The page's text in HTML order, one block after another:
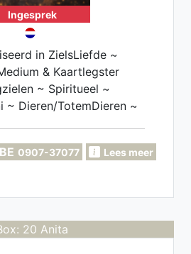
Ingesprek
in ZielsLiefde ~
& Kaartlegster
~ Spiritueel ~
~ Dieren/TotemDieren ~
voor meerdere thema's
Ik helpt u graag
in uw vragen. Liefs
BE 0907-37077
Lees meer
20 Anita